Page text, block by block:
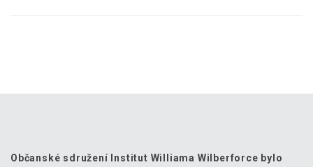
Občanské sdružení Institut Williama Wilberforce bylo